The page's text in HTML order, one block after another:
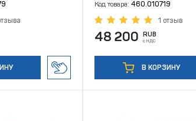
Код товара:460.010719
1 отзыв
48 200 RUB
с НДС
В КОРЗИНУ